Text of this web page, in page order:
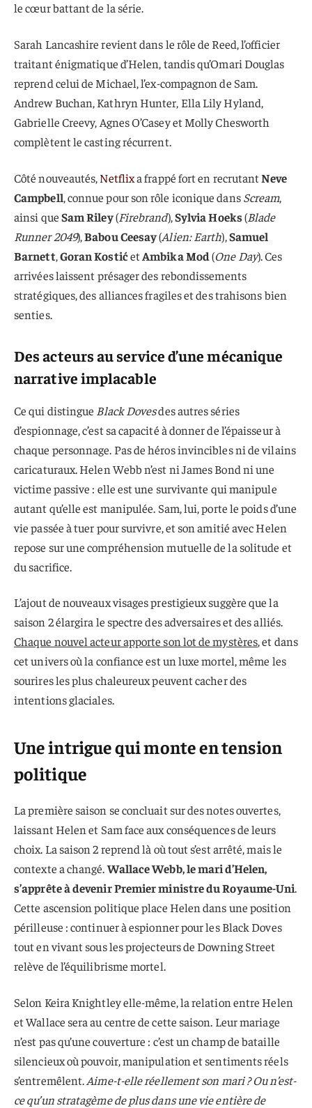
le cœur battant de la série.
Sarah Lancashire revient dans le rôle de Reed, l’officier
traitant énigmatique d’Helen, tandis qu’Omari Douglas
reprend celui de Michael, l’ex-compagnon de Sam.
Andrew Buchan, Kathryn Hunter, Ella Lily Hyland,
Gabrielle Creevy, Agnes O’Casey et Molly Chesworth
complètent le casting récurrent.
Côté nouveautés,Netflixa frappé fort en recrutantNeve
Campbell, connue pour son rôle iconique dansScream,
ainsi queSam Riley(Firebrand),Sylvia Hoeks(Blade
Runner 2049),Babou Ceesay(Alien: Earth),Samuel
Barnett,Goran KostićetAmbika Mod(One Day). Ces
arrivées laissent présager des rebondissements
stratégiques, des alliances fragiles et des trahisons bien
senties.
Des acteurs au service d’une mécanique
narrative implacable
Ce qui distingue Black Dovesdes autres séries
d’espionnage, c’est sa capacité à donner de l’épaisseur à
chaque personnage. Pas de héros invincibles ni de vilains
caricaturaux. Helen Webb n’est ni James Bond ni une
victime passive : elle est une survivante qui manipule
autant qu’elle est manipulée. Sam, lui, porte le poids d’une
vie passée à tuer pour survivre, et son amitié avec Helen
repose sur une compréhension mutuelle de la solitude et
du sacrifice.
L’ajout de nouveaux visages prestigieux suggère que la
saison 2 élargira le spectre des adversaires et des alliés.
Chaque nouvel acteur apporte son lot de mystères, et dans
cet univers où la confiance est un luxe mortel, même les
sourires les plus chaleureux peuvent cacher des
intentions glaciales.
Une intrigue qui monte en tension
politique
La première saison se concluait sur des notes ouvertes,
laissant Helen et Sam face aux conséquences de leurs
choix. La saison 2 reprend là où tout s’est arrêté, mais le
contexte a changé.Wallace Webb, le mari d’Helen,
s’apprête à devenir Premier ministre du Royaume-Uni.
Cette ascension politique place Helen dans une position
périlleuse : continuer à espionner pour les Black Doves
tout en vivant sous les projecteurs de Downing Street
relève de l’équilibrisme mortel.
Selon Keira Knightley elle-même, la relation entre Helen
et Wallace sera au centre de cette saison. Leur mariage
n’est pas qu’une couverture : c’est un champ de bataille
silencieux où pouvoir, manipulation et sentiments réels
s’entremêlent.Aime-t-elle réellement son mari ? Ou n’est-
ce qu’un stratagème de plus dans une vie entière de